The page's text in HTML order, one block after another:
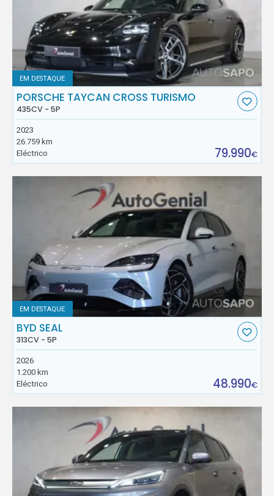
EM DESTAQUE
PORSCHE TAYCAN CROSS TURISMO
435CV - 5P
2023
26.759 km
Eléctrico
79.990€
EM DESTAQUE
BYD SEAL
313CV - 5P
2026
1.200 km
Eléctrico
48.990€